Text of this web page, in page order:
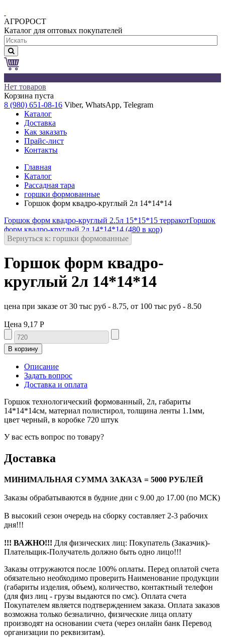
АГРОРОСТ
Каталог для оптовых покупателей
Нет товаров
Корзина пуста
8 (980) 651-08-16 Viber, WhatsApp, Telegram
Каталог
Доставка
Как заказать
Прайс-лист
Контакты
Главная
Каталог
Рассадная тара
горшки формованные
Горшок форм квадро-круглый 2л 14*14*14
Горшок форм квадро-круглый 2.5л 15*15*15 терракотГоршок
форм квадро-круглый 2л 14*14*14 (480 в кор)
Вернуться к: горшки формованные
Горшок форм квадро-
круглый 2л 14*14*14
цена при заказе от 30 тыс руб - 8.75, от 100 тыс руб - 8.50
Цена 9,17 Р
Описание
Задать вопрос
Доставка и оплата
Горшок технологический формованный, 2л, габариты
14*14*14см, материал полистирол, толщина ленты 1.1мм,
цвет черный, в коробке 720 штук
У вас есть вопрос по товару?
Доставка
МИНИМАЛЬНАЯ СУММА ЗАКАЗА = 5000 РУБЛЕЙ
Заказы обрабатываются в будние дни с 9.00 до 17.00 (по МСК)
В высокий сезон очередь на сборку составляет 2-3 рабочих
дня!!!
!!! ВАЖНО!!! Для физических лиц: Покупатель (Заказчик)-
Плательщик-Получатель должно быть одно лицо!!!
Заказы отгружаются после 100% оплаты. Перед оплатой счета
обязательно необходимо проверить Наименование продукции
(габариты изделия, объем), количество, контактный телефон
(для физ лиц - грузы выдаются по смс). Оплата счета
Покупателем является подтверждением заказа. Оплата заказов
возможна только безналично, физические лица оплату
производят на основании счета (через онлайн банк Перевод
организации по реквизитам).